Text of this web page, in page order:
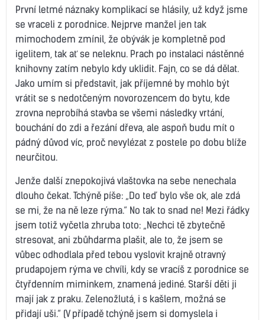
První letmé náznaky komplikací se hlásily, už když jsme
se vraceli z porodnice. Nejprve manžel jen tak
mimochodem zmínil, že obývák je kompletně pod
igelitem, tak ať se neleknu. Prach po instalaci nástěnné
knihovny zatím nebylo kdy uklidit. Fajn, co se dá dělat.
Jako umím si představit, jak příjemné by mohlo být
vrátit se s nedotčeným novorozencem do bytu, kde
zrovna neprobíhá stavba se všemi následky vrtání,
bouchání do zdi a řezání dřeva, ale aspoň budu mít o
pádný důvod víc, proč nevylézat z postele po dobu blíže
neurčitou.
Jenže další znepokojivá vlaštovka na sebe nenechala
dlouho čekat. Tchýně píše: „Do teď bylo vše ok, ale zdá
se mi, že na ně leze rýma.“ No tak to snad ne! Mezi řádky
jsem totiž vyčetla zhruba toto: „Nechci tě zbytečně
stresovat, ani zbůhdarma plašit, ale to, že jsem se
vůbec odhodlala před tebou vyslovit krajně otravný
prudapojem rýma ve chvíli, kdy se vracíš z porodnice se
čtyřdenním miminkem, znamená jediné. Starší děti ji
mají jak z praku. Zelenožlutá, i s kašlem, možná se
přidají uši.“ (V případě tchýně jsem si domyslela i